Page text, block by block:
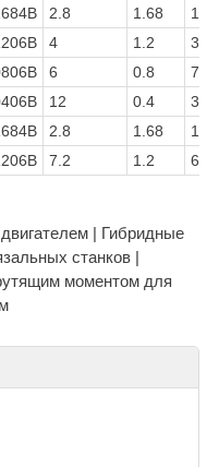
2.8 1.68
4 1.2
3.3
6 0.8
7.5
12 0.4
30
2.8 1.68
7.2 1.2 6
| Гибридные
станков |
моментом для